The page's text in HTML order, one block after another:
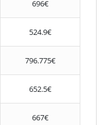
696€
524.9€
796.775€
652.5€
667€